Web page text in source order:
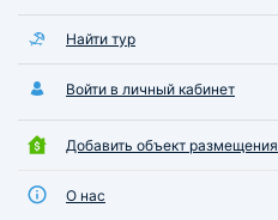
Найти тур
Войти в личный кабинет
Добавить объект размещения
О нас